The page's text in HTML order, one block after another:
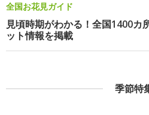
全国お花見ガイド
見頃時期がわかる！全国1400カ
ット情報を掲載
季節特